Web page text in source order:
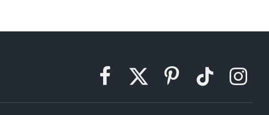
FacebookX
Pinterest TikTok Instagram